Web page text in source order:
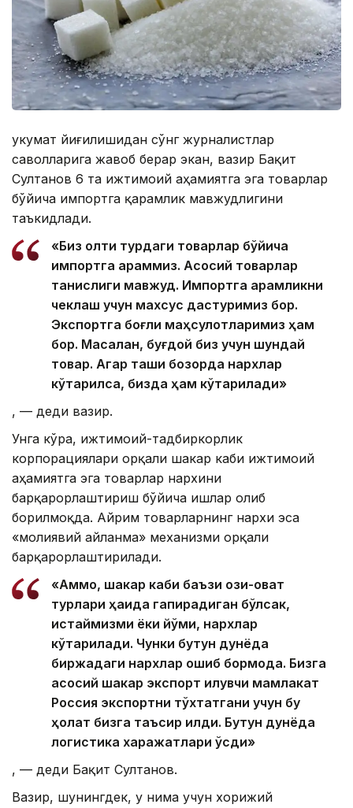
Ҳукумат йиғилишидан сўнг журналистлар
саволларига жавоб берар экан, вазир Бақит
Султанов 6 та ижтимоий аҳамиятга эга товарлар
бўйича импортга қарамлик мавжудлигини
таъкидлади.
«Биз олти турдаги товарлар бўйича
импортга қараммиз. Асосий товарлар
танқислиги мавжуд. Импортга қарамликни
чеклаш учун махсус дастуримиз бор.
Экспортга боғлиқ маҳсулотларимиз ҳам
бор. Масалан, буғдой биз учун шундай
товар. Агар ташқи бозорда нархлар
кўтарилса, бизда ҳам кўтарилади»
, — деди вазир.
Унга кўра, ижтимоий-тадбиркорлик
корпорациялари орқали шакар каби ижтимоий
аҳамиятга эга товарлар нархини
барқарорлаштириш бўйича ишлар олиб
борилмоқда. Айрим товарларнинг нархи эса
«молиявий айланма» механизми орқали
барқарорлаштирилади.
«Аммо, шакар каби баъзи озиқ-овқат
турлари ҳақида гапирадиган бўлсак,
истаймизми ёки йўқми, нархлар
кўтарилади. Чунки бутун дунёда
биржадаги нархлар ошиб бормоқда. Бизга
асосий шакар экспорт қилувчи мамлакат
Россия экспортни тўхтатгани учун бу
ҳолат бизга таъсир қилди. Бутун дунёда
логистика харажатлари ўсди»
, — деди Бақит Султанов.
Вазир, шунингдек, у нима учун хорижий